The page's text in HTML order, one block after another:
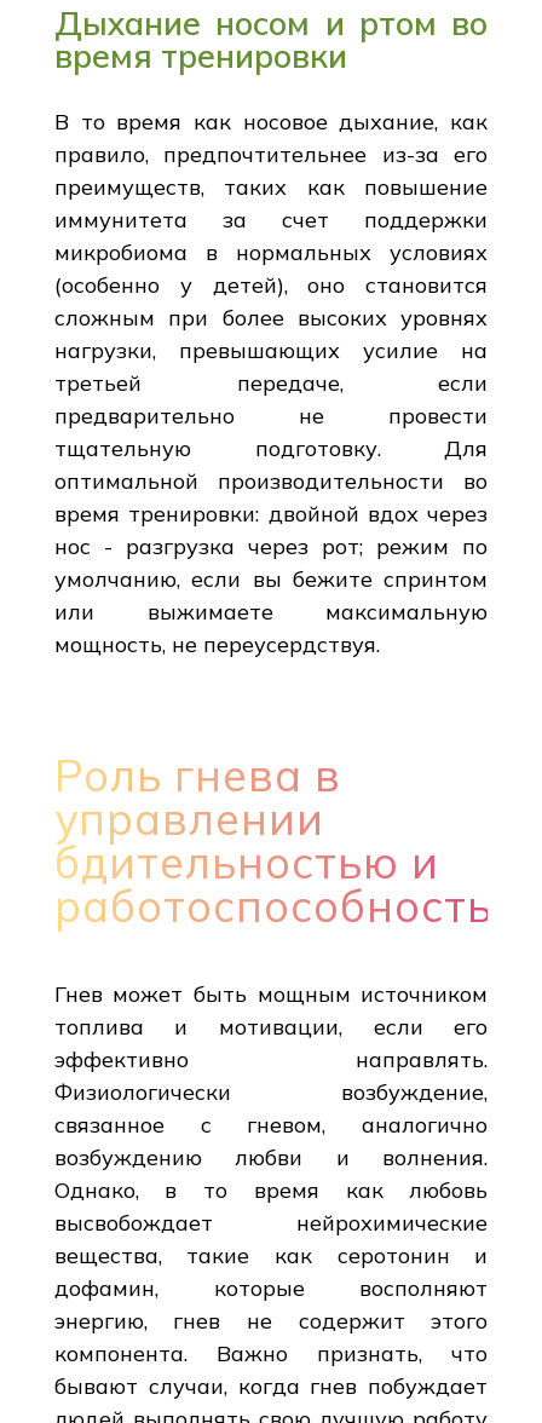
Дыхание носом и ртом во
время тренировки
В то время как носовое дыхание, как
правило, предпочтительнее из-за его
преимуществ, таких как повышение
иммунитета за счет поддержки
микробиома в нормальных условиях
(особенно у детей), оно становится
сложным при более высоких уровнях
нагрузки, превышающих усилие на
третьей передаче, если
предварительно не провести
тщательную подготовку. Для
оптимальной производительности во
время тренировки: двойной вдох через
нос - разгрузка через рот; режим по
умолчанию, если вы бежите спринтом
или выжимаете максимальную
мощность, не переусердствуя.
Роль гнева в
управлении
бдительностью и
работоспособностью
Гнев может быть мощным источником
топлива и мотивации, если его
эффективно направлять.
Физиологически возбуждение,
связанное с гневом, аналогично
возбуждению любви и волнения.
Однако, в то время как любовь
высвобождает нейрохимические
вещества, такие как серотонин и
дофамин, которые восполняют
энергию, гнев не содержит этого
компонента. Важно признать, что
бывают случаи, когда гнев побуждает